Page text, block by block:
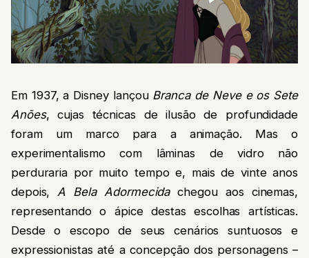
Em 1937, a Disney lançou Branca de Neve e os Sete
Anões, cujas técnicas de ilusão de profundidade
foram um marco para a animação. Mas o
experimentalismo com lâminas de vidro não
perduraria por muito tempo e, mais de vinte anos
depois,A Bela Adormecidachegou aos cinemas,
representando o ápice destas escolhas artísticas.
Desde o escopo de seus cenários suntuosos e
expressionistas até a concepção dos personagens –